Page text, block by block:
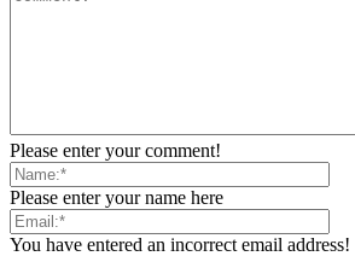
Please enter your comment!
Please enter your name here
You have entered an incorrect email address!